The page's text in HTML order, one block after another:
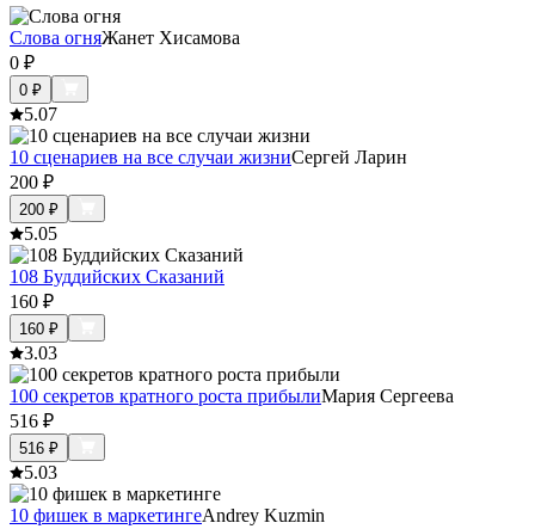
Слова огняЖанет Хисамова
0 ₽
0 ₽
5.07
10 сценариев на все случаи жизниСергей Ларин
200 ₽
200 ₽
5.05
108 Буддийских Сказаний
160 ₽
160 ₽
3.03
100 секретов кратного роста прибылиМария Сергеева
516 ₽
516 ₽
5.03
10 фишек в маркетингеAndrey Kuzmin